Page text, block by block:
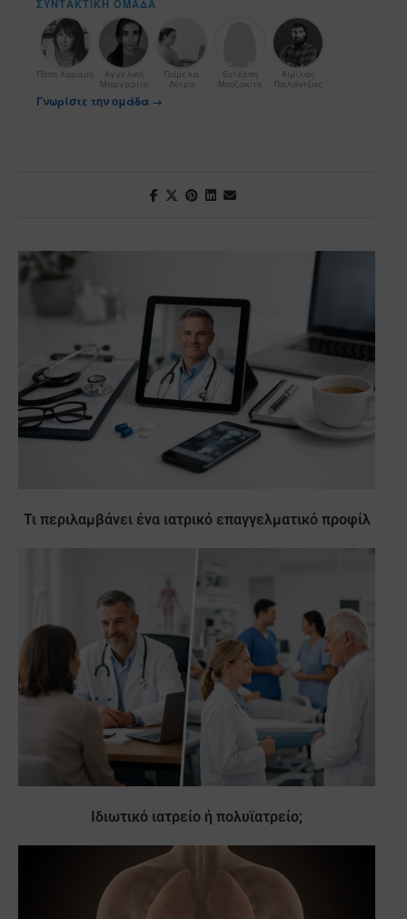
ΣΥΝΤΑΚΤΙΚΉ ΟΜΆΔΑ
Πόπη Χαραμή
Αγγελική
Μαργαρίτη
Πάμελα
Λύτρα
Ευτέρπη
Μουζακίτη
Αιμίλιος
Παλάντζας
Γνωρίστε την ομάδα →
Τι περιλαμβάνει ένα ιατρικό επαγγελματικό προφίλ
Ιδιωτικό ιατρείο ή πολυϊατρείο;